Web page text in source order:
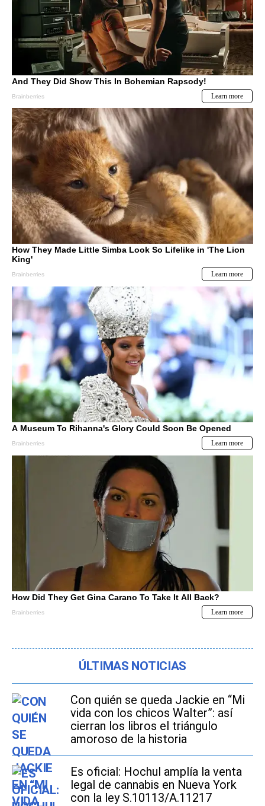
ÚLTIMAS NOTICIAS
Con quién se queda Jackie en “Mi
vida con los chicos Walter”: así
cierran los libros el triángulo
amoroso de la historia
Es oficial: Hochul amplía la venta
legal de cannabis en Nueva York
con la ley S.10113/A.11217